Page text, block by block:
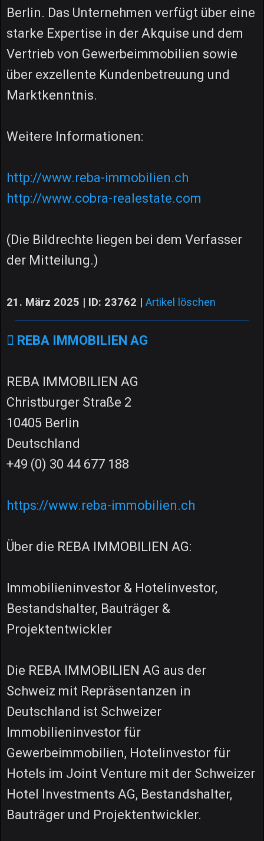
Berlin. Das Unternehmen verfügt über eine
starke Expertise in der Akquise und dem
Vertrieb von Gewerbeimmobilien sowie
über exzellente Kundenbetreuung und
Marktkenntnis.
Weitere Informationen:
http://www.reba-immobilien.ch
http://www.cobra-realestate.com
(Die Bildrechte liegen bei dem Verfasser
der Mitteilung.)
21. März 2025 | ID: 23762 | Artikel löschen
REBA IMMOBILIEN AG
REBA IMMOBILIEN AG
Christburger Straße 2
10405 Berlin
Deutschland
+49 (0) 30 44 677 188
https://www.reba-immobilien.ch
Über die REBA IMMOBILIEN AG:
Immobilieninvestor & Hotelinvestor,
Bestandshalter, Bauträger &
Projektentwickler
Die REBA IMMOBILIEN AG aus der
Schweiz mit Repräsentanzen in
Deutschland ist Schweizer
Immobilieninvestor für
Gewerbeimmobilien, Hotelinvestor für
Hotels im Joint Venture mit der Schweizer
Hotel Investments AG, Bestandshalter,
Bauträger und Projektentwickler.